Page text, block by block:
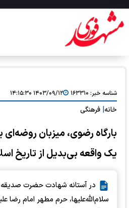
شناسه خبر: ۱۶۳۳۱۰ ۱۴۰۳/۰۹/۱۲ ۱۴:۱۵:۳۰
خانه فرهنگی
بارگاه رضوی، میزبان روضه‌ای
یک واقعه بی‌بدیل از تاریخ
در آستانه شهادت حضرت
سلام‌الله‌علیها، حرم مطهر امام رضا